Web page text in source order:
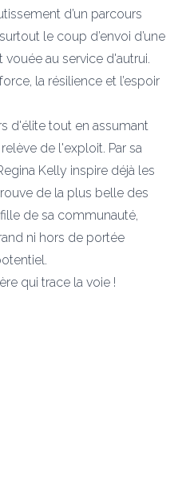
d’un parcours
le coup d’envoi d’une
au service d'autrui.
la résilience et l’espoir
d'élite tout en assumant
de l'exploit. Par sa
Kelly inspire déjà les
de la plus belle des
de sa communauté,
ni hors de portée
qui trace la voie !